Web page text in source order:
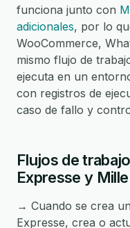
funciona junto con
adicionales, por lo
WooCommerce,
mismo flujo de
ejecuta en un
con registros de
caso de fallo y
Flujos de
Expresse y
→ Cuando se crea
Expresse, crea o